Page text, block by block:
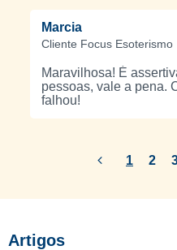
Escolha com base em
Pode consultar
situação.
Marcia
Cliente Focus Esoterismo
Maravilhosa! É
pessoas, vale a pena.
falhou!
1 2
Artigos